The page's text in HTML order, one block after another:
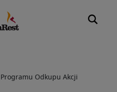
Odkupu Akcji